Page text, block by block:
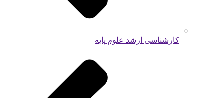
کارشناسی ارشد علوم پایه